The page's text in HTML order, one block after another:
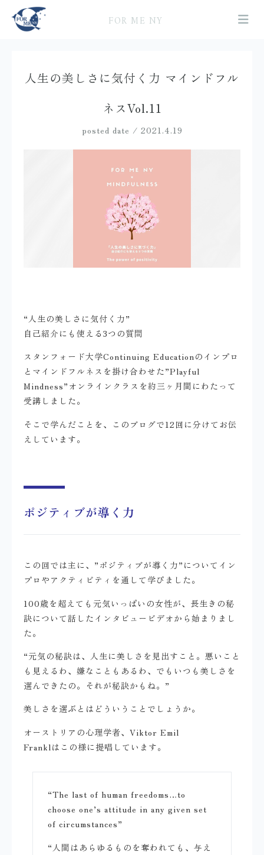
FOR ME NY
人生の美しさに気付く力 マインドフル
ネスVol.11
posted date / 2021.4.19
“人生の美しさに気付く力”
自己紹介にも使える3つの質問
スタンフォード大学Continuing Educationのインプロ
とマインドフルネスを掛け合わせた”Playful
Mindness”オンラインクラスを約三ヶ月間にわたって
受講しました。
そこで学んだことを、このブログで12回に分けてお伝
えしています。
ポジティブが導く力
この回では主に、”ポジティブが導く力”についてイン
プロやアクティビティを通して学びました。
100歳を超えても元気いっぱいの女性が、長生きの秘
訣について話したインタビュービデオから始まりまし
た。
“元気の秘訣は、人生に美しさを見出すこと。悪いこと
も見えるわ、嫌なこともあるわ、でもいつも美しさを
選んできたの。それが秘訣かもね。”
美しさを選ぶとはどういうことでしょうか。
オーストリアの心理学者、Viktor Emil
Franklはこの様に提唱しています。
“The last of human freedoms…to
choose one’s attitude in any given set
of circumstances”
“人間はあらゆるものを奪われても、与え